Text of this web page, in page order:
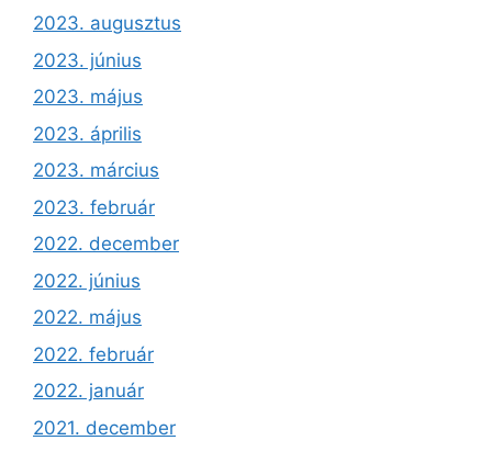
2023. augusztus
2023. június
2023. május
2023. április
2023. március
2023. február
2022. december
2022. június
2022. május
2022. február
2022. január
2021. december